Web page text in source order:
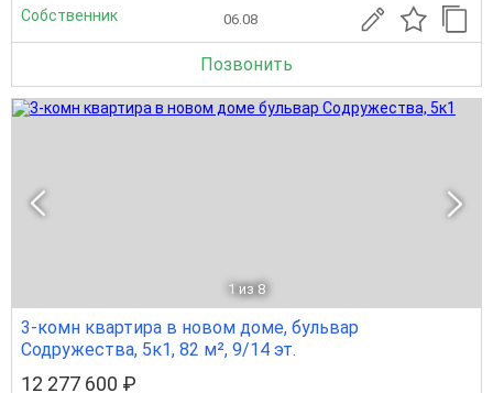
Собственник 06.08
Позвонить
1 из 8
3-комн квартира в новом доме, бульвар
Содружества, 5к1, 82 м², 9/14 эт.
12 277 600 ₽